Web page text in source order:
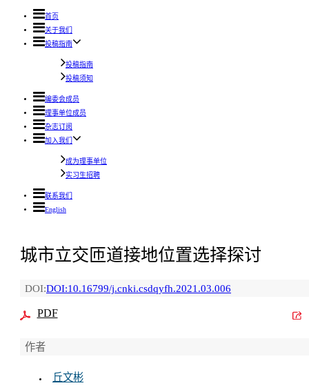
首页
关于我们
投稿指南
投稿指南
投稿须知
编委会成员
理事单位成员
杂志订阅
加入我们
成为理事单位
实习生招聘
联系我们
English
城市立交匝道接地位置选择探讨
DOI:DOI:10.16799/j.cnki.csdqyfh.2021.03.006
PDF
作者
丘文彬